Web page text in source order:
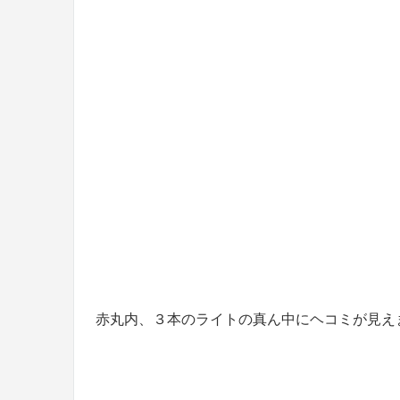
赤丸内、３本のライトの真ん中にヘコミが見え